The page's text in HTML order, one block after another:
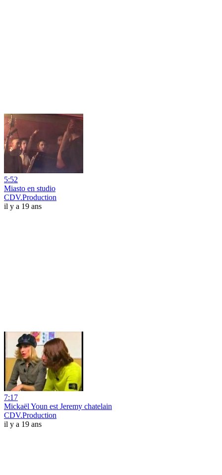
5:52
Miasto en studio
CDV.Production
il y a 19 ans
7:17
Mickaël Youn est Jeremy chatelain
CDV.Production
il y a 19 ans